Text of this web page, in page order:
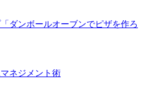
ダンボールオーブンでピザを作ろ
ネジメント術